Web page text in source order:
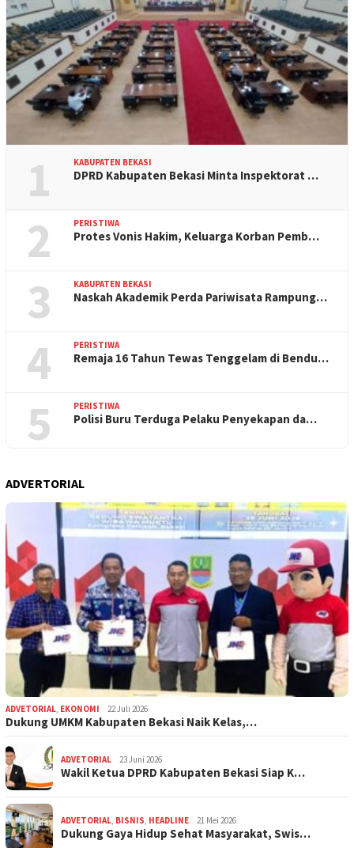
1 KABUPATEN BEKASI
DPRD Kabupaten Bekasi Minta Inspektorat …
2 PERISTIWA
Protes Vonis Hakim, Keluarga Korban Pemb…
3 KABUPATEN BEKASI
Naskah Akademik Perda Pariwisata Rampung…
4 PERISTIWA
Remaja 16 Tahun Tewas Tenggelam di Bendu…
5 PERISTIWA
Polisi Buru Terduga Pelaku Penyekapan da…
ADVERTORIAL
ADVETORIAL EKONOMI 22 Juli 2026
Dukung UMKM Kabupaten Bekasi Naik Kelas,…
ADVETORIAL 23 Juni 2026
Wakil Ketua DPRD Kabupaten Bekasi Siap K…
ADVETORIAL BISNIS HEADLINE 21 Mei 2026
Dukung Gaya Hidup Sehat Masyarakat, Swis…